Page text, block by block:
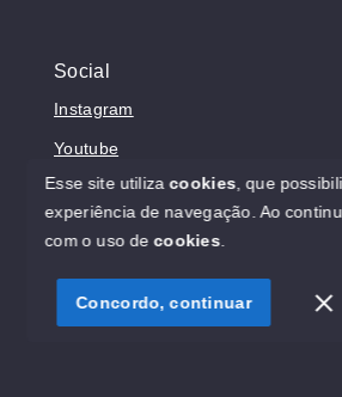
Olá! Estamos
Social
Instagram
Youtube
© Copyright 2026 - Prosperita
SITE PARA IMOBILIARIA
Esse site utilizacookies , que
experiência de navegação. Ao
com o uso decookies
Concordo, continuar